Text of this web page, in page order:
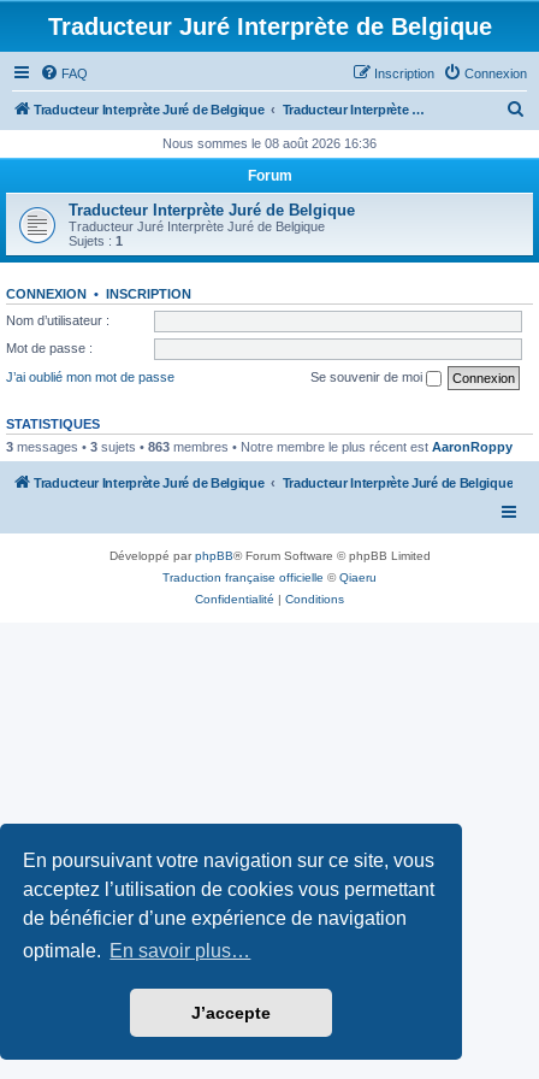
En poursuivant votre navigation sur ce site, vous
acceptez l’utilisation de cookies vous permettant
de bénéficier d’une expérience de navigation
optimale. En savoir plus…
J’accepte
Traducteur Juré Interprète de Belgique
FAQ Connexion
Inscription
Traducteur Interprète Juré de Belgique Traducteur Interprète Juré de Belgique
h
r
Nous sommes le 08 août 2026 16:36
Forum
Traducteur Interprète Juré de Belgique
Traducteur Juré Interprète Juré de Belgique
Sujets : 1
CONNEXION • INSCRIPTION
Nom d’utilisateur :
Mot de passe :
J’ai oublié mon mot de passe
Se souvenir de moi
STATISTIQUES
3 messages • 3 sujets • 863 membres • Notre membre le plus récent est AaronRoppy
Traducteur Interprète Juré de Belgique Traducteur Interprète Juré de Belgique
Développé parphpBB® Forum Software © phpBB Limited
Traduction française officielle ©Qiaeru
Confidentialité | Conditions